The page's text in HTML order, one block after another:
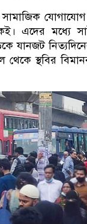
সামাজিক
এদের মধ্যে
যানজট
থেকে স্থবির